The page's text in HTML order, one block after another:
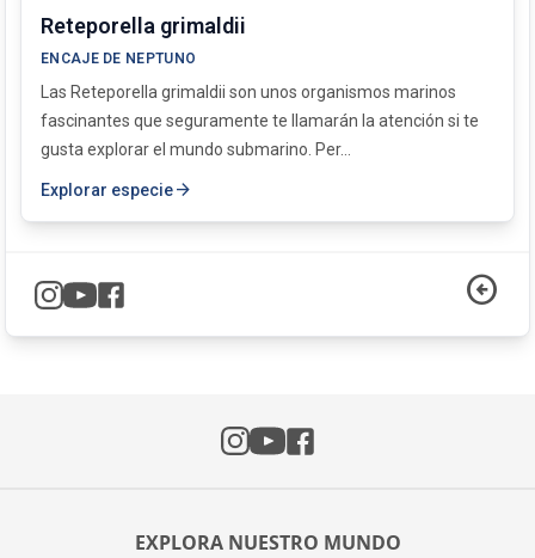
Reteporella grimaldii
ENCAJE DE NEPTUNO
Las Reteporella grimaldii son unos organismos marinos
fascinantes que seguramente te llamarán la atención si te
gusta explorar el mundo submarino. Per...
Explorar especiearrow_forward
arrow_circle_left
EXPLORA NUESTRO MUNDO